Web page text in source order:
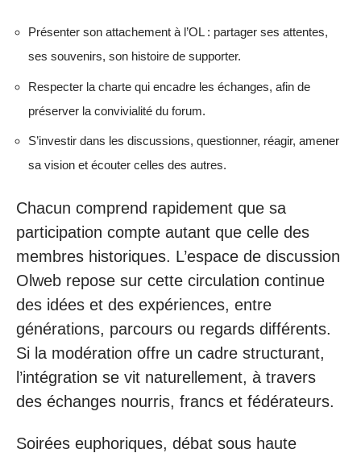
Présenter son attachement à l’OL : partager ses attentes,
ses souvenirs, son histoire de supporter.
Respecter la charte qui encadre les échanges, afin de
préserver la convivialité du forum.
S’investir dans les discussions, questionner, réagir, amener
sa vision et écouter celles des autres.
Chacun comprend rapidement que sa
participation compte autant que celle des
membres historiques. L’espace de discussion
Olweb repose sur cette circulation continue
des idées et des expériences, entre
générations, parcours ou regards différents.
Si la modération offre un cadre structurant,
l’intégration se vit naturellement, à travers
des échanges nourris, francs et fédérateurs.
Soirées euphoriques, débat sous haute